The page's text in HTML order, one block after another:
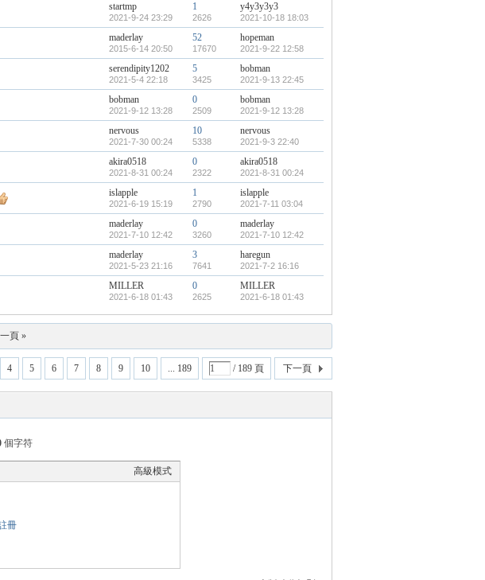
startmp
2021-9-24 23:29
1
2626
y4y3y3y3
2021-10-18 18:03
maderlay
2015-6-14 20:50
52
17670
hopeman
2021-9-22 12:58
serendipity1202
2021-5-4 22:18
5
3425
bobman
2021-9-13 22:45
bobman
2021-9-12 13:28
0
2509
bobman
2021-9-12 13:28
nervous
2021-7-30 00:24
10
5338
nervous
2021-9-3 22:40
akira0518
2021-8-31 00:24
0
2322
akira0518
2021-8-31 00:24
islapple
2021-6-19 15:19
1
2790
islapple
2021-7-11 03:04
maderlay
2021-7-10 12:42
0
3260
maderlay
2021-7-10 12:42
maderlay
2021-5-23 21:16
3
7641
haregun
2021-7-2 16:16
MILLER
2021-6-18 01:43
0
2625
MILLER
2021-6-18 01:43
頁 »
4 5 6 7 8 9 10 ... 189 / 189 頁 下一頁
個字符
高級模式
冊